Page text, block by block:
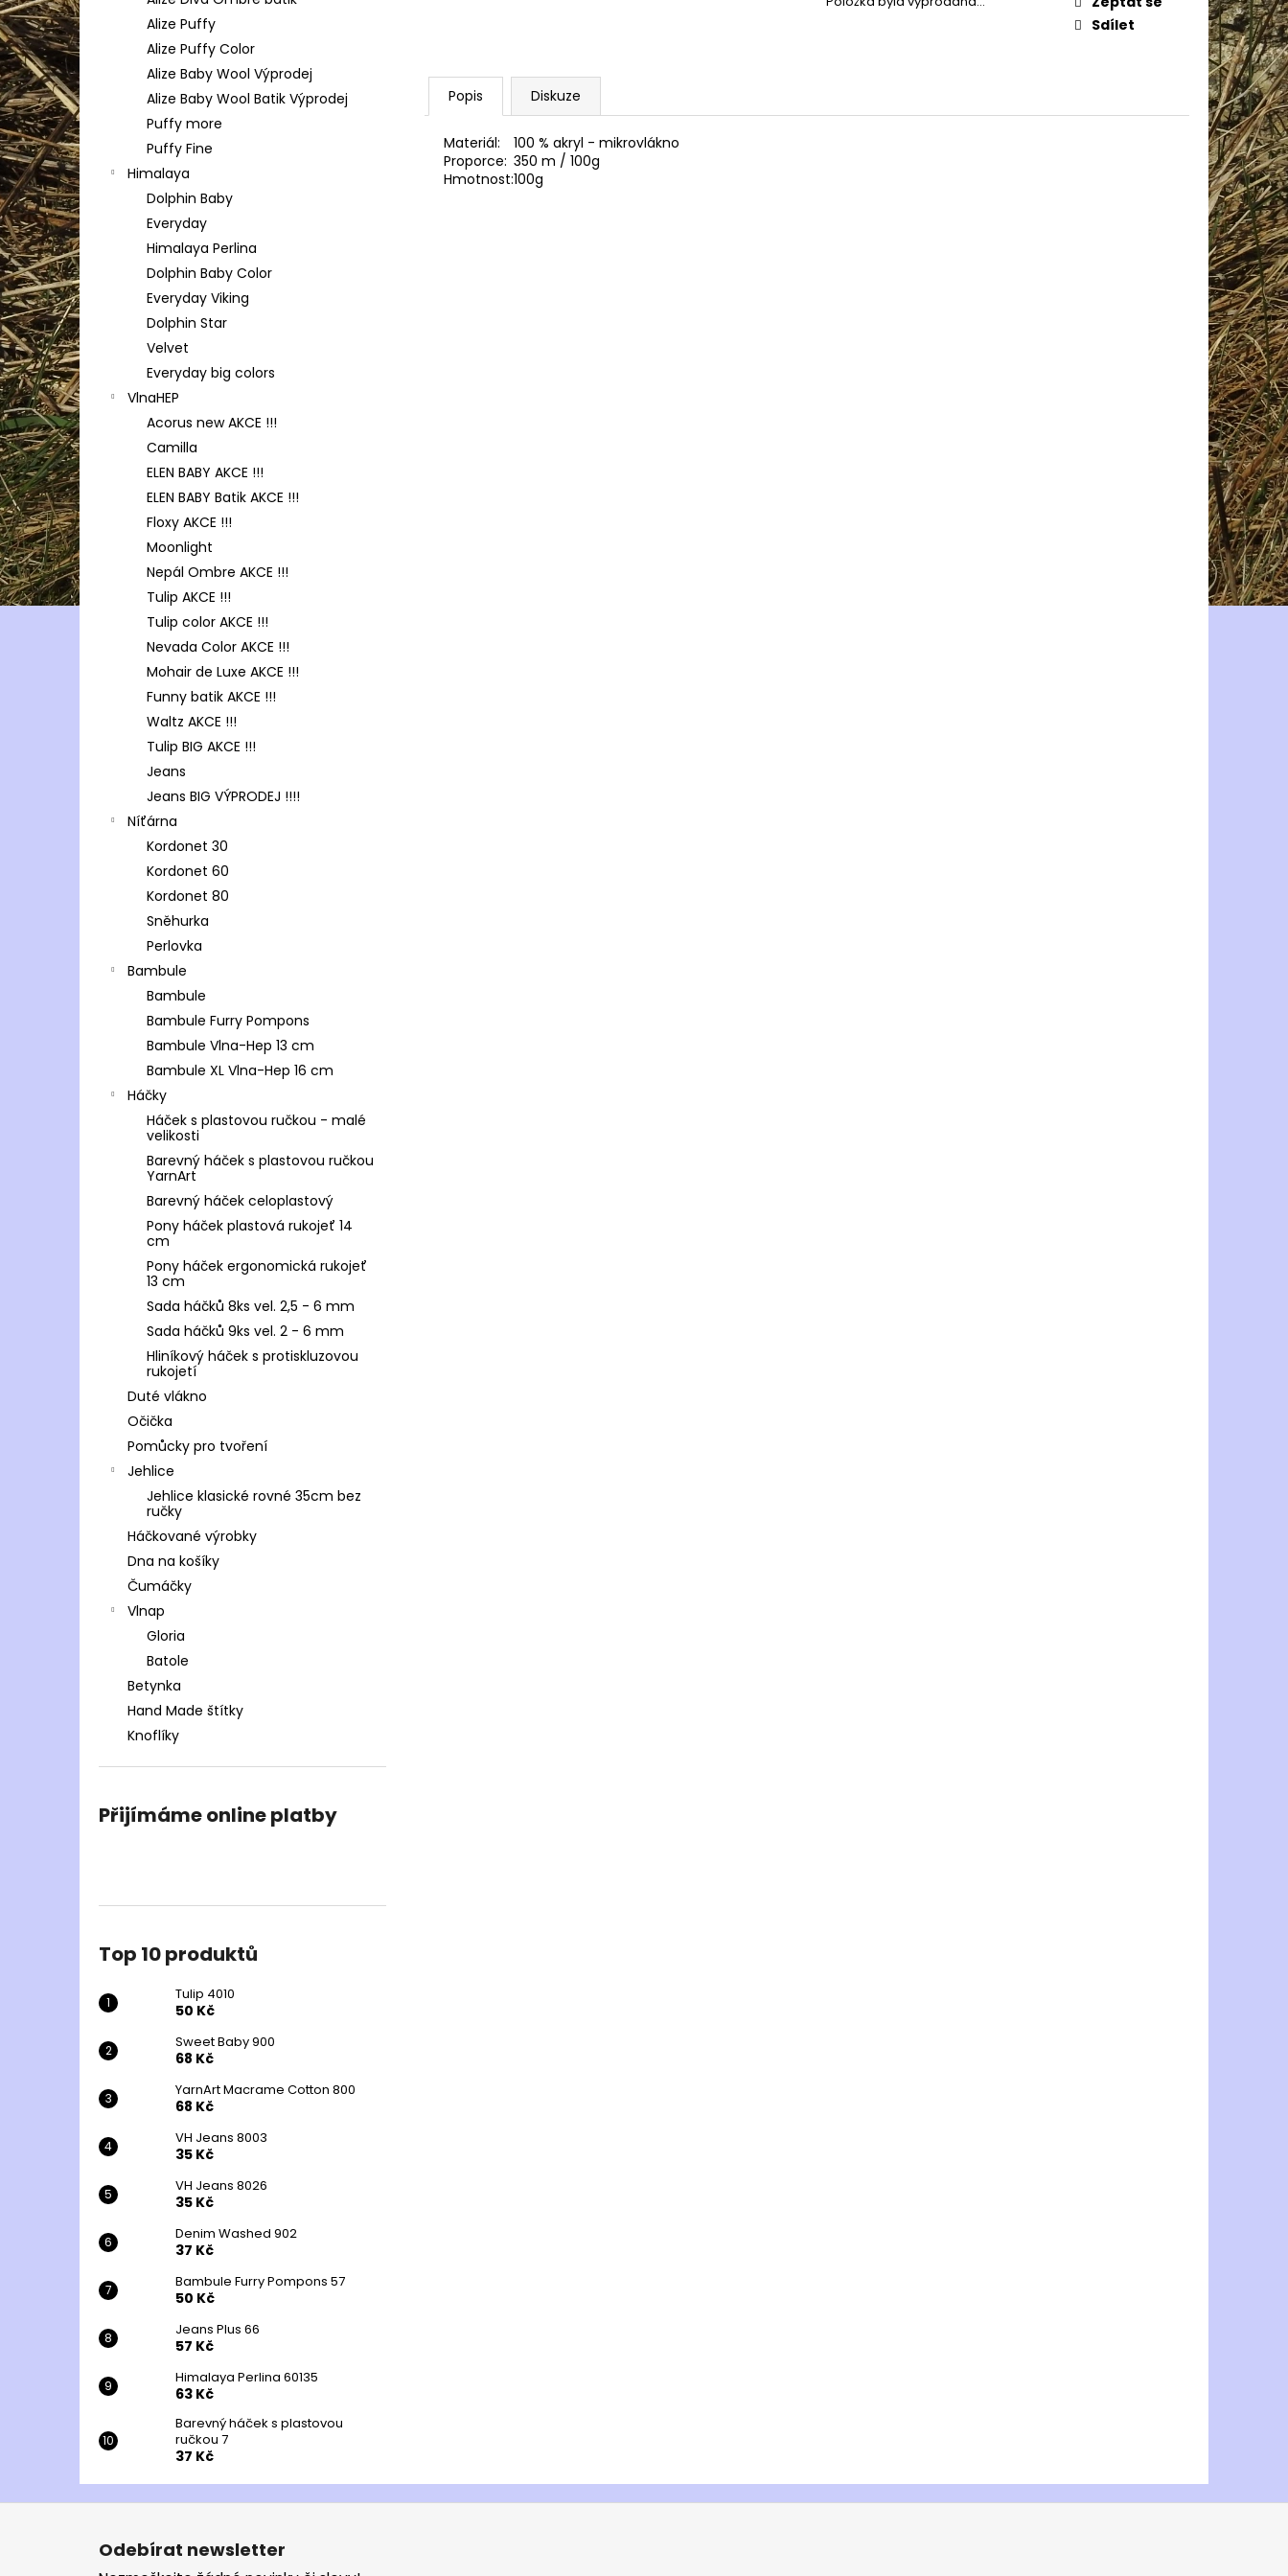
l
Alize Puffy
Alize Puffy Color
Alize Baby Wool Výprodej
Alize Baby Wool Batik Výprodej
Puffy more
Puffy Fine
Himalaya
Dolphin Baby
Everyday
Himalaya Perlina
Dolphin Baby Color
Everyday Viking
Dolphin Star
Velvet
Everyday big colors
VlnaHEP
Acorus new AKCE !!!
Camilla
ELEN BABY AKCE !!!
ELEN BABY Batik AKCE !!!
Floxy AKCE !!!
Moonlight
Nepál Ombre AKCE !!!
Tulip AKCE !!!
Tulip color AKCE !!!
Nevada Color AKCE !!!
Mohair de Luxe AKCE !!!
Funny batik AKCE !!!
Waltz AKCE !!!
Tulip BIG AKCE !!!
Jeans
Jeans BIG VÝPRODEJ !!!!
Níťárna
Kordonet 30
Kordonet 60
Kordonet 80
Sněhurka
Perlovka
Bambule
Bambule
Bambule Furry Pompons
Bambule Vlna-Hep 13 cm
Bambule XL Vlna-Hep 16 cm
Háčky
Háček s plastovou ručkou - malé
velikosti
Barevný háček s plastovou ručkou
YarnArt
Barevný háček celoplastový
Pony háček plastová rukojeť 14
cm
Pony háček ergonomická rukojeť
13 cm
Sada háčků 8ks vel. 2,5 - 6 mm
Sada háčků 9ks vel. 2 - 6 mm
Hliníkový háček s protiskluzovou
rukojetí
Duté vlákno
Očička
Pomůcky pro tvoření
Jehlice
Jehlice klasické rovné 35cm bez
ručky
Háčkované výrobky
Dna na košíky
Čumáčky
Vlnap
Gloria
Batole
Betynka
Hand Made štítky
Knoflíky
Přijímáme online platby
Top 10 produktů
Tulip 4010
50 Kč
Sweet Baby 900
68 Kč
YarnArt Macrame Cotton 800
68 Kč
VH Jeans 8003
35 Kč
VH Jeans 8026
35 Kč
Denim Washed 902
37 Kč
Bambule Furry Pompons 57
50 Kč
Jeans Plus 66
57 Kč
Himalaya Perlina 60135
63 Kč
Barevný háček s plastovou
ručkou 7
37 Kč
Sdílet
Popis Diskuze
Materiál:
100 % akryl - mikrovlákno
Proporce: 350 m / 100g
Hmotnost:100g
TULIP 4010
50 Kč
YARNART MACRAME COTTON 800
Z
Odebírat newsletter